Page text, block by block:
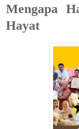
Mengapa
Hayat